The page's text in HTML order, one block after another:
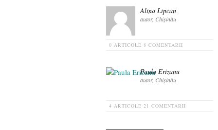
Alina Lipcan
autor, Chișinău
0 ARTICOLE 8 COMENTARII
Paula Erizanu
autor, Chișinău
4 ARTICOLE 21 COMENTARII